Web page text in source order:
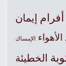
إيمان
الإمساك
الخطيئة